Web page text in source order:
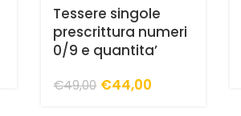
Tessere singole
prescrittura numeri
0/9 e quantita’
€49,00 €44,00